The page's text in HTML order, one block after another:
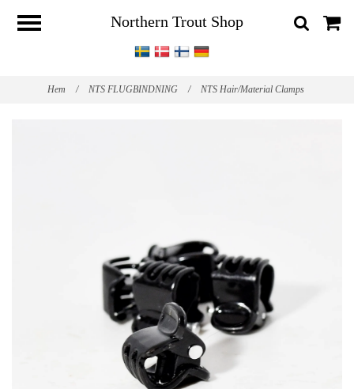
Northern Trout Shop
Hem / NTS FLUGBINDNING / NTS Hair/Material Clamps